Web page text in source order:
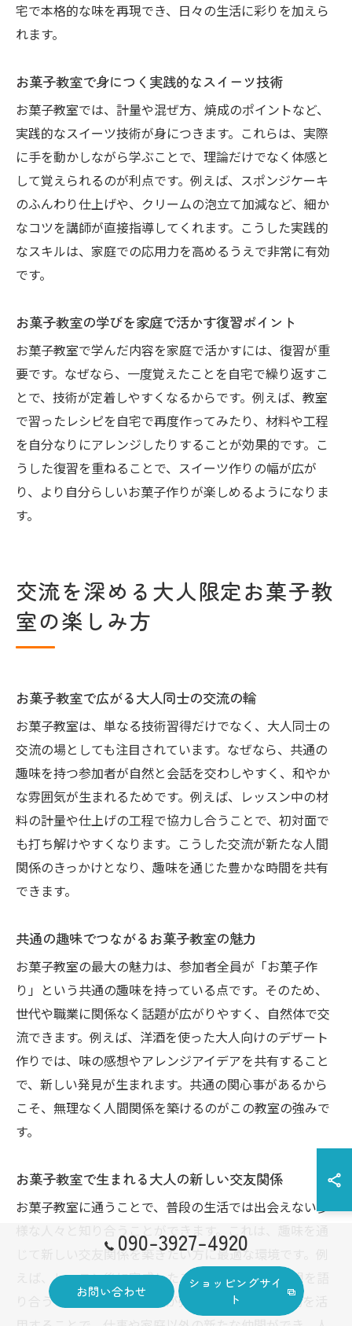
宅で本格的な味を再現でき、日々の生活に彩りを加えら
れます。
お菓子教室で身につく実践的なスイーツ技術
お菓子教室では、計量や混ぜ方、焼成のポイントなど、
実践的なスイーツ技術が身につきます。これらは、実際
に手を動かしながら学ぶことで、理論だけでなく体感と
して覚えられるのが利点です。例えば、スポンジケーキ
のふんわり仕上げや、クリームの泡立て加減など、細か
なコツを講師が直接指導してくれます。こうした実践的
なスキルは、家庭での応用力を高めるうえで非常に有効
です。
お菓子教室の学びを家庭で活かす復習ポイント
お菓子教室で学んだ内容を家庭で活かすには、復習が重
要です。なぜなら、一度覚えたことを自宅で繰り返すこ
とで、技術が定着しやすくなるからです。例えば、教室
で習ったレシピを自宅で再度作ってみたり、材料や工程
を自分なりにアレンジしたりすることが効果的です。こ
うした復習を重ねることで、スイーツ作りの幅が広が
り、より自分らしいお菓子作りが楽しめるようになりま
す。
交流を深める大人限定お菓子教
室の楽しみ方
お菓子教室で広がる大人同士の交流の輪
お菓子教室は、単なる技術習得だけでなく、大人同士の
交流の場としても注目されています。なぜなら、共通の
趣味を持つ参加者が自然と会話を交わしやすく、和やか
な雰囲気が生まれるためです。例えば、レッスン中の材
料の計量や仕上げの工程で協力し合うことで、初対面で
も打ち解けやすくなります。こうした交流が新たな人間
関係のきっかけとなり、趣味を通じた豊かな時間を共有
できます。
共通の趣味でつながるお菓子教室の魅力
お菓子教室の最大の魅力は、参加者全員が「お菓子作
り」という共通の趣味を持っている点です。そのため、
世代や職業に関係なく話題が広がりやすく、自然体で交
流できます。例えば、洋酒を使った大人向けのデザート
作りでは、味の感想やアレンジアイデアを共有すること
で、新しい発見が生まれます。共通の関心事があるから
こそ、無理なく人間関係を築けるのがこの教室の強みで
す。
お菓子教室で生まれる大人の新しい交友関係
お菓子教室に通うことで、普段の生活では出会えない多
様な人々と知り合うことができます。これは、趣味を通
じて新しい交友関係を築きたい方に最適な環境です。例
えば、レッスン後に完成したスイーツを囲んで感想を語
り合うことで、自然と会話が弾みます。こうした場を活
090-3927-4920
お問い合わせ
ショッピングサイ
ト